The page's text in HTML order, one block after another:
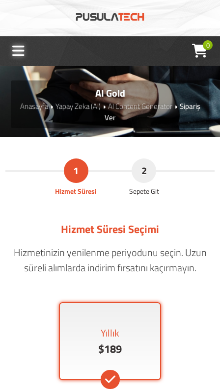
0
AI Gold
Anasayfa Yapay Zeka (AI) AI Content Generator
Sipariş
Ver
1
Hizmet Süresi
2
Sepete Git
Hizmet Süresi Seçimi
Hizmetinizin yenilenme periyodunu seçin. Uzun
süreli alımlarda indirim fırsatını kaçırmayın.
Yıllık
$189